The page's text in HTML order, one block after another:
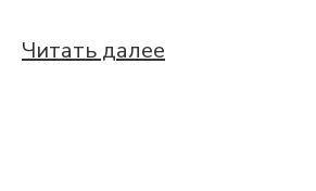
Читать далее